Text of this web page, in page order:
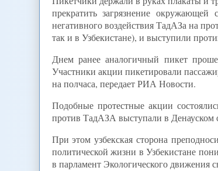
прекратить загрязнение
негативного воздействия ТадАЗа на
так и в Узбекистане), и выступили
Днем ранее аналогичный пикет
Участники акции пикетировали
на полчаса, передает РИА Новости.
Подобные протестные акции
против ТадАЗА выступали в Денауском
При этом узбекская сторона
политической жизни в Узбекистане
в парламент Экологического движения